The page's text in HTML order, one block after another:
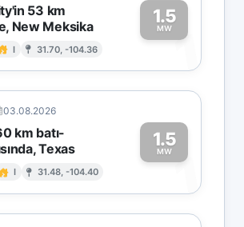
53 km
New Meksika
I 31.70, -104.36
1.5
MW1
03.08.2026
km batı-
Texas
I 31.48, -104.40
1.5
MW1